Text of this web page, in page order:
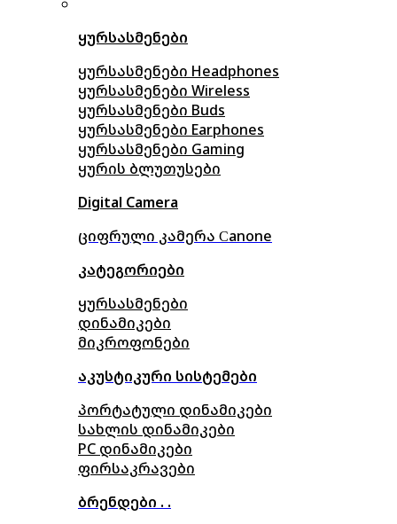
ყურსასმენები
ყურსასმენები Headphones
ყურსასმენები Wireless
ყურსასმენები Buds
ყურსასმენები Earphones
ყურსასმენები Gaming
ყურის ბლუთუსები
Digital Camera
ციფრული კამერა Сanone
კატეგორიები
ყურსასმენები
დინამიკები
მიკროფონები
აკუსტიკური სისტემები
პორტატული დინამიკები
სახლის დინამიკები
PC დინამიკები
ფირსაკრავები
ბრენდები . .